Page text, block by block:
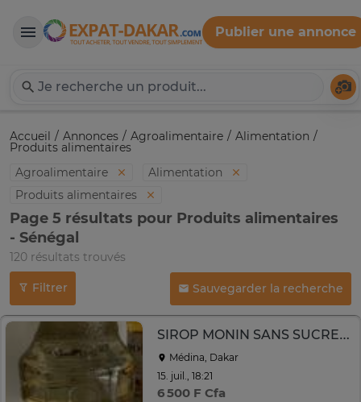
Expat-Dakar
Publier une annonce
Accueil Annonces Agroalimentaire Alimentation
Produits alimentaires
Agroalimentaire
Alimentation
Produits alimentaires
Page 5 résultats pour Produits alimentaires
- Sénégal
120 résultats trouvés
Filtrer Sauvegarder la recherche
SIROP MONIN SANS SUCRE 70 cl
Médina, Dakar
15. juil., 18:21
6 500 F Cfa